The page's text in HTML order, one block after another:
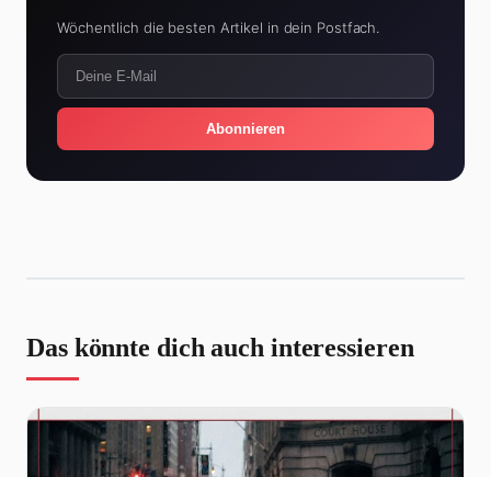
Wöchentlich die besten Artikel in dein Postfach.
Abonnieren
Das könnte dich auch interessieren